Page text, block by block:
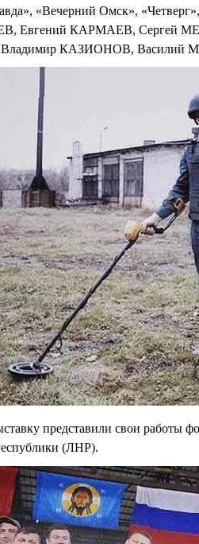
«Вечерний Омск»,
Евгений КАРМАЕВ, Сергей
КАЗИОНОВ,
представили свои работы
(ЛНР).